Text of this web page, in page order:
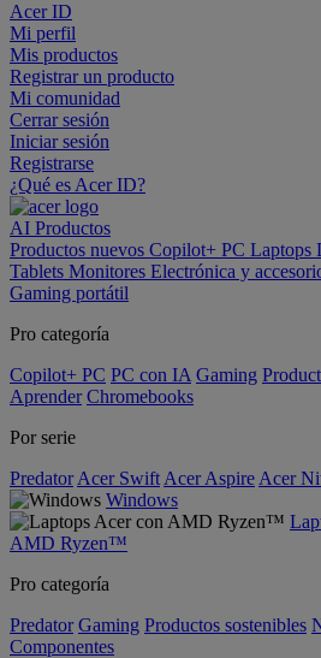
Acer ID
Mi perfil
Mis productos
Registrar un producto
Mi comunidad
Cerrar sesión
Iniciar sesión
Registrarse
¿Qué es Acer ID?
AI Productos
Productos nuevos Copilot+ PC Laptops
Tablets Monitores Electrónica y
Gaming portátil
Pro categoría
Copilot+ PC PC con IA Gaming
Aprender Chromebooks
Por serie
Predator Acer Swift Acer Aspire Acer
Windows
AMD Ryzen™
Pro categoría
Predator Gaming Productos sostenibles
Componentes